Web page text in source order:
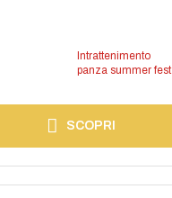
Intrattenimento
panza summer fest
SCOPRI